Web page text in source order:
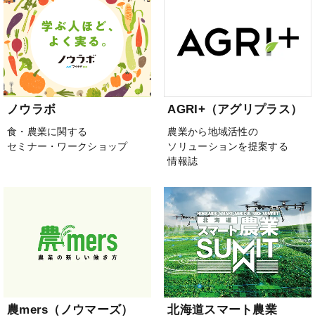
ノウラボ
食・農業に関する
セミナー・ワークショップ
AGRI+（アグリプラス）
農業から地域活性の
ソリューションを提案する
情報誌
農mers（ノウマーズ）
北海道スマート農業